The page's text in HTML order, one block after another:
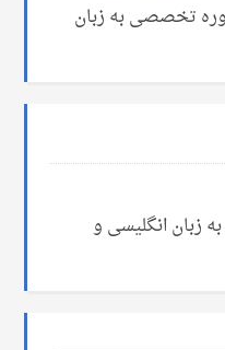
مشاوره تخصصی به زبان
آلمان به زبان انگلیسی و